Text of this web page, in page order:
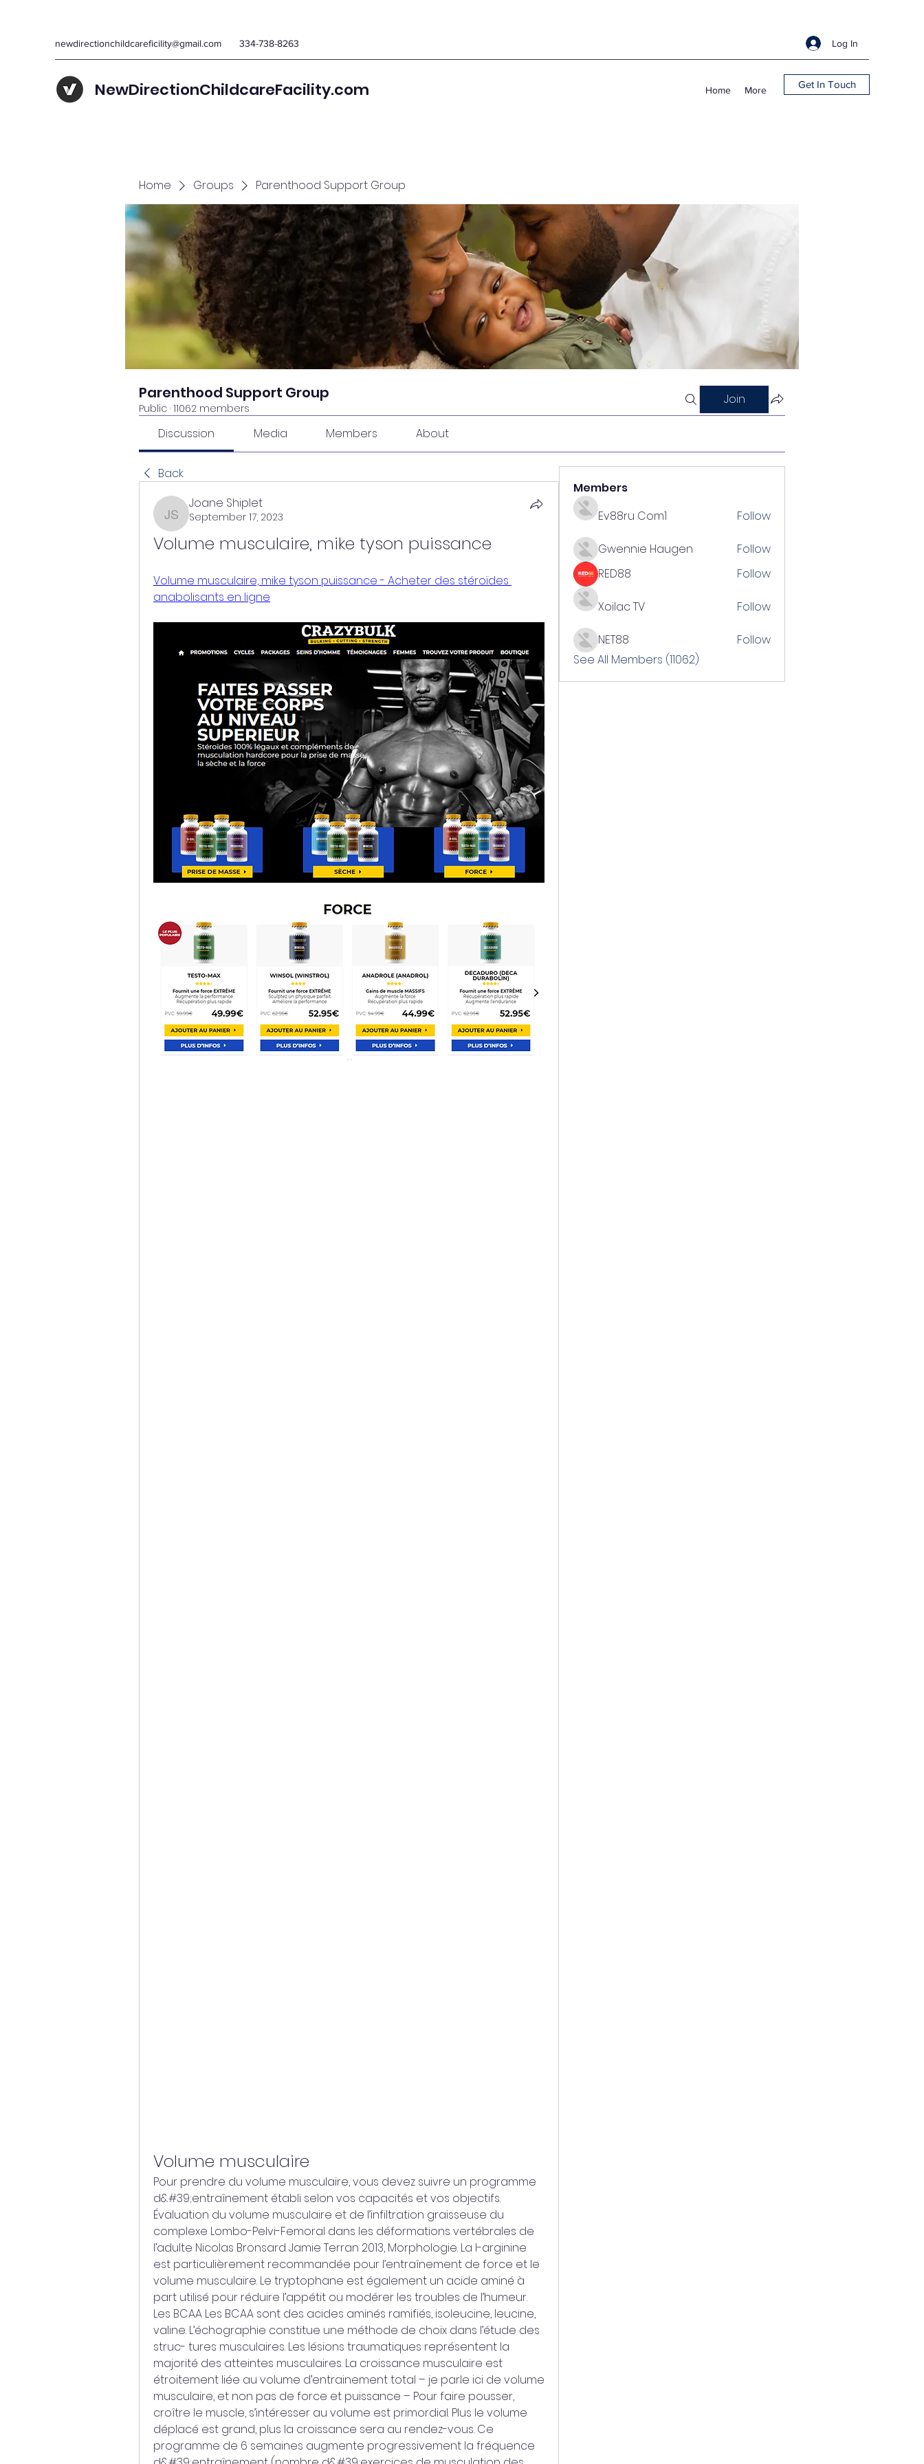
newdirectionchildcareficility@gmail.com 334-738-8263 Log In
NewDirectionChildcareFacility.com Home More Get In Touch
Home Groups Parenthood Support Group
Parenthood Support Group
Public · 11062 members
Join
Discussion Media Members About
Back
Joane Shiplet
Joane Shiplet
September 17, 2023
Volume musculaire, mike tyson puissance
Volume musculaire, mike tyson puissance - Acheter des stéroïdes
anabolisants en ligne
Volume musculaire
Pour prendre du volume musculaire, vous devez suivre un programme
d&#39;entraînement établi selon vos capacités et vos objectifs.
Évaluation du volume musculaire et de l’infiltration graisseuse du
complexe Lombo-Pelvi-Femoral dans les déformations vertébrales de
l’adulte Nicolas Bronsard Jamie Terran 2013, Morphologie. La l-arginine
est particulièrement recommandée pour l’entraînement de force et le
volume musculaire. Le tryptophane est également un acide aminé à
part utilisé pour réduire l’appétit ou modérer les troubles de l’humeur.
Les BCAA Les BCAA sont des acides aminés ramifiés, isoleucine, leucine,
valine. L’échographie constitue une méthode de choix dans l’étude des
struc- tures musculaires. Les lésions traumatiques représentent la
majorité des atteintes musculaires. La croissance musculaire est
étroitement liée au volume d’entrainement total – je parle ici de volume
musculaire, et non pas de force et puissance – Pour faire pousser,
croître le muscle, s’intéresser au volume est primordial. Plus le volume
déplacé est grand, plus la croissance sera au rendez-vous. Ce
programme de 6 semaines augmente progressivement la fréquence
Members
Ev88ru Com1
Follow
Gwennie Haugen
Follow
RED88
Follow
Xoilac TV Follow
NET88
Follow
See All Members (11062)